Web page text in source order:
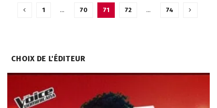
1 … 70 71 72 … 74
CHOIX DE L'ÉDITEUR